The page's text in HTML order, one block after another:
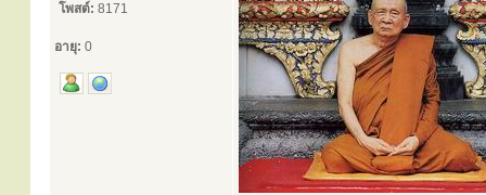
โพสต์: 8171
อายุ: 0